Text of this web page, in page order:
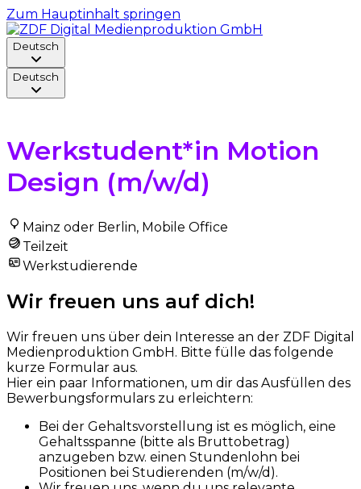
Zum Hauptinhalt springen
Deutsch
Deutsch
Werkstudent*in Motion
Design (m/w/d)
Mainz oder Berlin, Mobile Office
Teilzeit
Werkstudierende
Wir freuen uns auf dich!
Wir freuen uns über dein Interesse an der ZDF Digital
Medienproduktion GmbH. Bitte fülle das folgende
kurze Formular aus.
Hier ein paar Informationen, um dir das Ausfüllen des
Bewerbungsformulars zu erleichtern:
Bei der Gehaltsvorstellung ist es möglich, eine
Gehaltsspanne (bitte als Bruttobetrag)
anzugeben bzw. einen Stundenlohn bei
Positionen bei Studierenden (m/w/d).